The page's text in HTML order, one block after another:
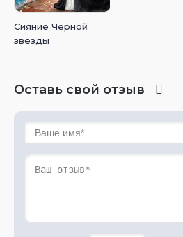
Сияние Черной
звезды
Оставь свой отзыв